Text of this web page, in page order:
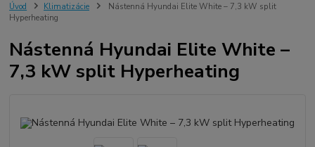
Úvod Klimatizácie
Nástenná Hyundai Elite White – 7,3 kW split
Hyperheating
Nástenná Hyundai Elite White –
7,3 kW split Hyperheating